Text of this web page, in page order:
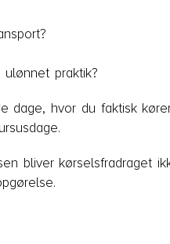
praktik?
dage, hvor du faktisk
bliver kørselsfradraget